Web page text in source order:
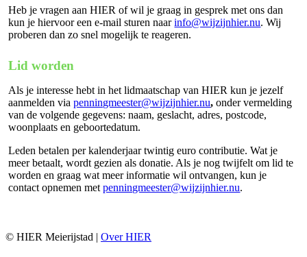
Heb je vragen aan HIER of wil je graag in gesprek met ons dan
kun je hiervoor een e-mail sturen naarinfo@wijzijnhier.nu. Wij
proberen dan zo snel mogelijk te reageren.
Lid worden
Als je interesse hebt in het lidmaatschap van HIER kun je jezelf
aanmelden viapenningmeester@wijzijnhier.nu, onder vermelding
van de volgende gegevens: naam, geslacht, adres, postcode,
woonplaats en geboortedatum.
Leden betalen per kalenderjaar twintig euro contributie. Wat je
meer betaalt, wordt gezien als donatie. Als je nog twijfelt om lid te
worden en graag wat meer informatie wil ontvangen, kun je
contact opnemen metpenningmeester@wijzijnhier.nu.
© HIER Meierijstad | Over HIER